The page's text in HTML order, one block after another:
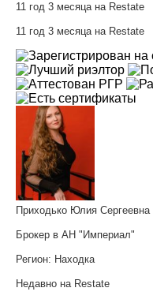
11 год 3 месяца на Restate
11 год 3 месяца на Restate
Приходько Юлия Сергеевна
Брокер в АН "Империал"
Регион: Находка
Недавно на Restate